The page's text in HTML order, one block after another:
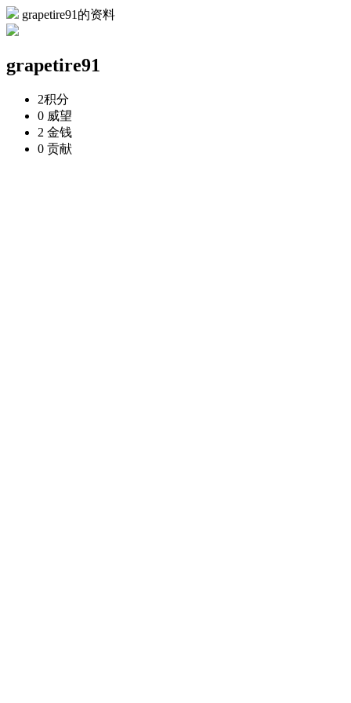
grapetire91的资料
grapetire91
2积分
0 威望
2 金钱
0 贡献